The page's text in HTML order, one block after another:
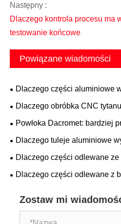
Następny :
Dlaczego kontrola procesu ma
testowanie końcowe
Powiązane wiadomości
Dlaczego części aluminiowe
niż stal
Dlaczego obróbka CNC
wysokim ciśnieniem i
Powłoka Dacromet: bardziej
podstawie rzeczywistego
Dlaczego tuleje aluminiowe
niż sugeruje ich rozmiar
Dlaczego części odlewane
się obecnie najbardziej
produkcji o wysokiej precyzji?
Dlaczego części odlewane z
Zostaw mi